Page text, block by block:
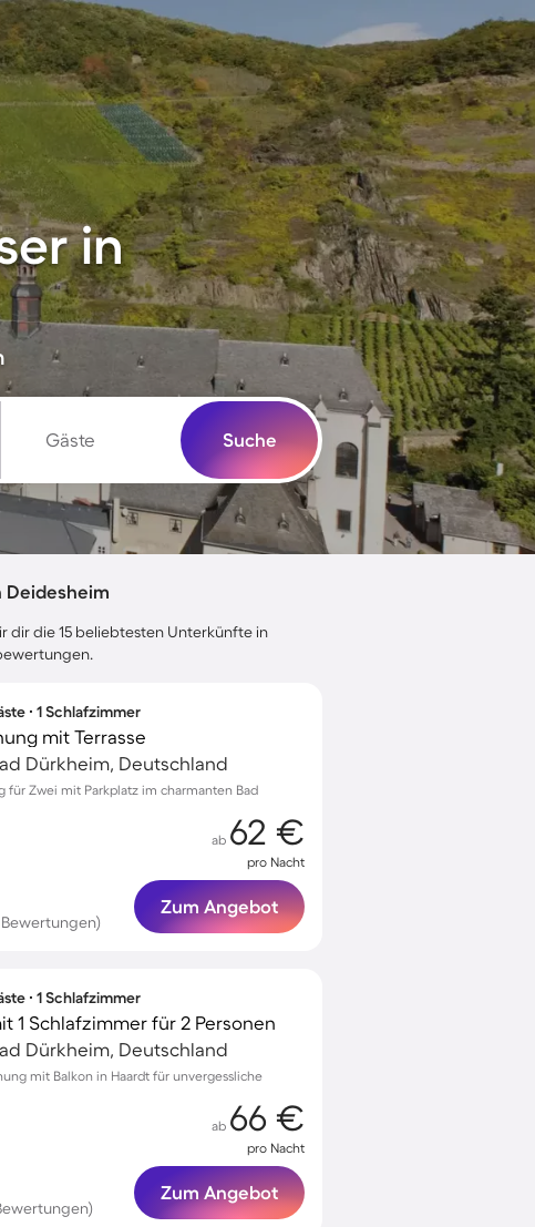
in
Gäste Suche
Deidesheim
dir die 15 beliebtesten Unterkünfte in
∙ 1 Schlafzimmer
mit Terrasse
Dürkheim, Deutschland
für Zwei mit Parkplatz im charmanten Bad
Bewertungen)
ab 62 €
pro Nacht
Zum Angebot
∙ 1 Schlafzimmer
1 Schlafzimmer für 2 Personen
Dürkheim, Deutschland
mit Balkon in Haardt für unvergessliche
ab 66 €
pro Nacht
Zum Angebot